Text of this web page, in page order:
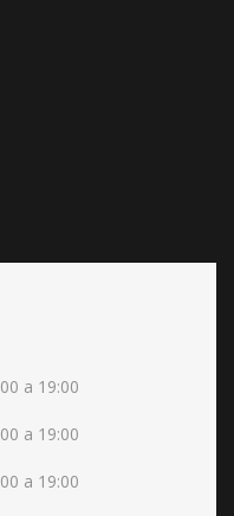
a 19:00
a 19:00
a 19:00